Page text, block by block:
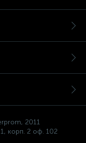
2011
корп. 2 оф. 102